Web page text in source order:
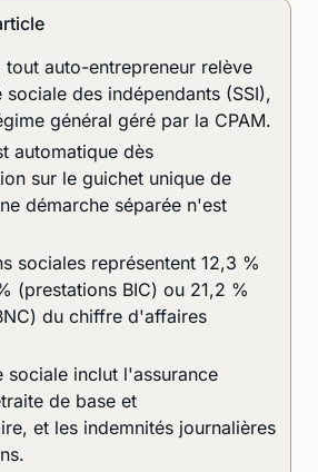
auto-entrepreneur relève
sociale des indépendants (SSI),
général géré par la CPAM.
automatique dès
sur le guichet unique de
démarche séparée n'est
sociales représentent 12,3 %
(prestations BIC) ou 21,2 %
du chiffre d'affaires
sociale inclut l'assurance
de base et
et les indemnités journalières